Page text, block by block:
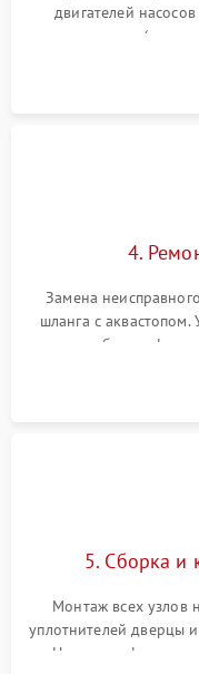
двигателей
прессостата
концевика дверцы
4.
Замена
шланга с аквастопом.
патрубках и
управления,
5. Сборка и
Монтаж всех узлов
уплотнителей дверцы
Надежная фиксация